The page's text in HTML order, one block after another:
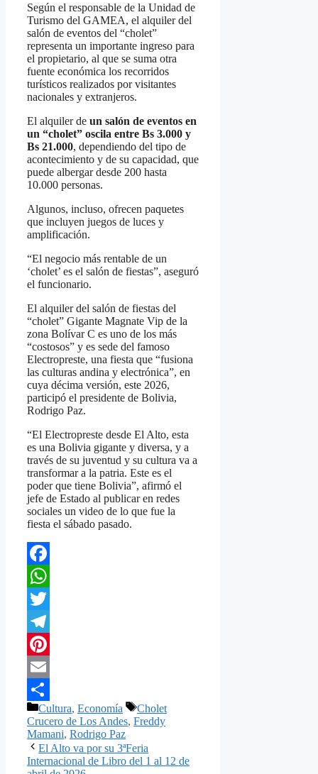
Según el responsable de la Unidad de
Turismo del GAMEA, el alquiler del
salón de eventos del “cholet”
representa un importante ingreso para
el propietario, al que se suma otra
fuente económica los recorridos
turísticos realizados por visitantes
nacionales y extranjeros.
El alquiler de un salón de eventos en
un “cholet” oscila entre Bs 3.000 y
Bs 21.000, dependiendo del tipo de
acontecimiento y de su capacidad, que
puede albergar desde 200 hasta
10.000 personas.
Algunos, incluso, ofrecen paquetes
que incluyen juegos de luces y
amplificación.
“El negocio más rentable de un
‘cholet’ es el salón de fiestas”, aseguró
el funcionario.
El alquiler del salón de fiestas del
“cholet” Gigante Magnate Vip de la
zona Bolívar C es uno de los más
“costosos” y es sede del famoso
Electropreste, una fiesta que “fusiona
las culturas andina y electrónica”, en
cuya décima versión, este 2026,
participó el presidente de Bolivia,
Rodrigo Paz.
“El Electropreste desde El Alto, esta
es una Bolivia gigante y diversa, y a
través de su juventud y su cultura va a
transformar a la patria. Este es el
poder que tiene Bolivia”, afirmó el
jefe de Estado al publicar en redes
sociales un video de lo que fue la
fiesta el sábado pasado.
Facebook
WhatsApp
Twitter
Telegram
Pinterest
Email
Compartir
Categorías
Cultura, Economía Etiquetas
Cholet
Crucero de Los Andes, Freddy
Mamani, Rodrigo Paz
El Alto va por su 3ªFeria
Internacional de Libro del 1 al 12 de